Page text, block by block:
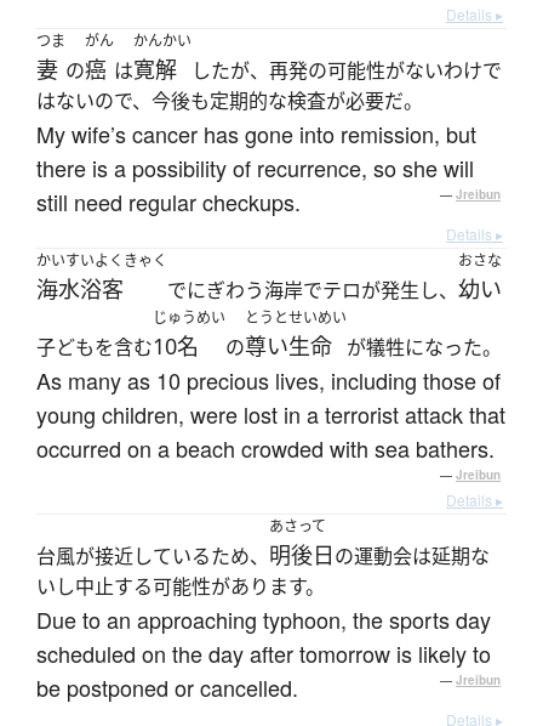
Details ▸
つま
妻 の
がん
癌 は
かんかい
寛解
したが、再発の可能性がないわけで
はないので、今後も定期的な検査が必要だ。
My wife’s cancer has gone into remission, but
there is a possibility of recurrence, so she will
still need regular checkups.
— Jreibun
Details ▸
かいすいよくきゃく
海水浴客 でにぎわう海岸でテロが発生し、
おさな
幼い
子どもを含む
じゅうめい
10名 の
とうと
尊い
せいめい
生命 が犠牲になった。
As many as 10 precious lives, including those of
young children, were lost in a terrorist attack that
occurred on a beach crowded with sea bathers.
— Jreibun
Details ▸
台風が接近しているため、
あさって
明後日の運動会は延期な
いし中止する可能性があります。
Due to an approaching typhoon, the sports day
scheduled on the day after tomorrow is likely to
be postponed or cancelled.
— Jreibun
Details ▸